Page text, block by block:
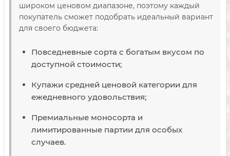
широком ценовом диапазоне, поэтому каждый
покупатель сможет подобрать идеальный вариант
для своего бюджета:
Повседневные сорта с богатым вкусом по
доступной стоимости;
Купажи средней ценовой категории для
ежедневного удовольствия;
Премиальные моносорта и
лимитированные партии для особых
случаев.